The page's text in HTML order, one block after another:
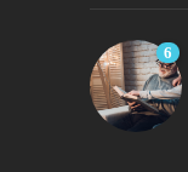
6